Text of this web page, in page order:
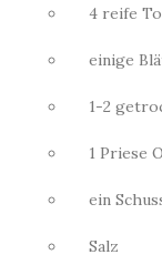
4 reife
einige
1-2
1 Priese
ein
Salz